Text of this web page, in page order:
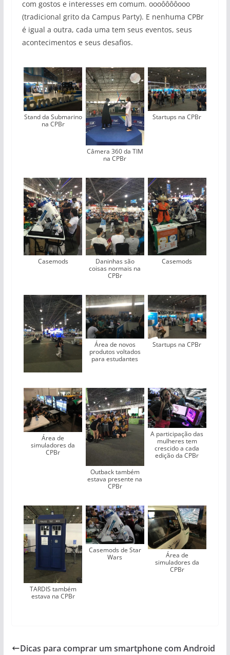
com gostos e interesses em comum. oooôôôôooo
(tradicional grito da Campus Party). E nenhuma CPBr
é igual a outra, cada uma tem seus eventos, seus
acontecimentos e seus desafios.
Stand da Submarino
na CPBr
Câmera 360 da TIM
na CPBr
Startups na CPBr
Casemods
Daninhas são
coisas normais na
CPBr
Casemods
Área de novos
produtos voltados
para estudantes
Startups na CPBr
Área de
simuladores da
CPBr
Outback também
estava presente na
CPBr
A participação das
mulheres tem
crescido a cada
edição da CPBr
TARDIS também
estava na CPBr
Casemods de Star
Wars
Área de
simuladores da
CPBr
Dicas para comprar um smartphone com Android